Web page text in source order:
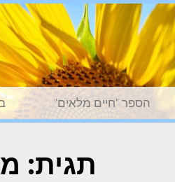
הספר "חיים מלאים"
תגית: